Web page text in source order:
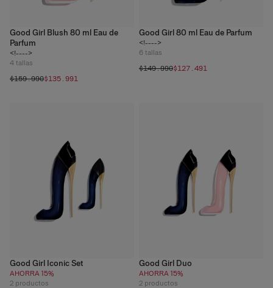
Good Girl Blush 80 ml Eau de
Parfum
<!---->
4 tallas
$159.990$135.991
Good Girl 80 ml Eau de Parfum
<!---->
6 tallas
$149.990$127.491
Good Girl Iconic Set
AHORRA 15%
2 productos
Good Girl Duo
AHORRA 15%
2 productos